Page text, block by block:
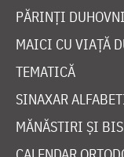
PĂRINȚI
MAICI CU VIAȚĂ
TEMATICĂ
SINAXAR
MĂNĂSTIRI ȘI